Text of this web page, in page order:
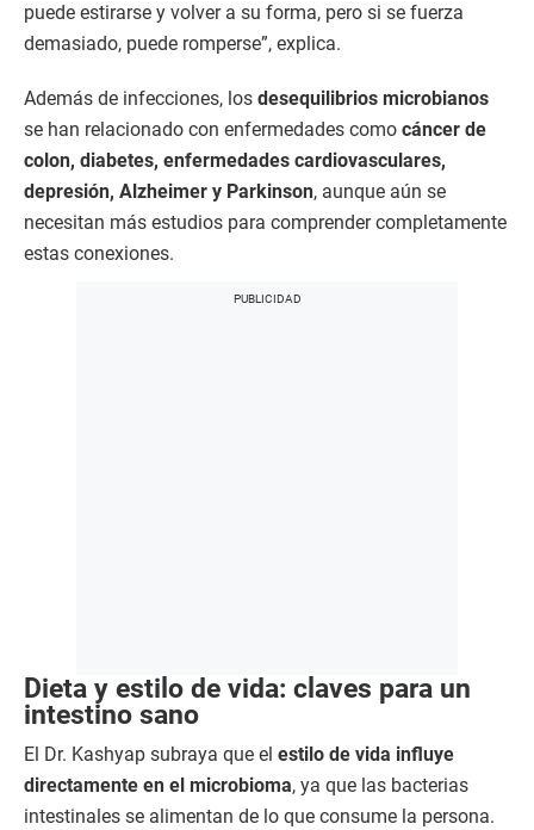
puede estirarse y volver a su forma, pero si se fuerza
demasiado, puede romperse”, explica.
Además de infecciones, los desequilibrios microbianos
se han relacionado con enfermedades como cáncer de
colon, diabetes, enfermedades cardiovasculares,
depresión, Alzheimer y Parkinson, aunque aún se
necesitan más estudios para comprender completamente
estas conexiones.
Dieta y estilo de vida: claves para un
intestino sano
El Dr. Kashyap subraya que el estilo de vida influye
directamente en el microbioma, ya que las bacterias
intestinales se alimentan de lo que consume la persona.